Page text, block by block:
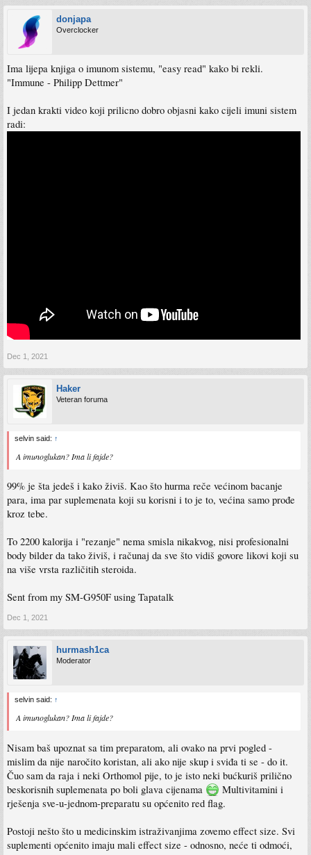
donjapa
Overclocker
Ima lijepa knjiga o imunom sistemu, "easy read" kako bi rekli.
"Immune - Philipp Dettmer"
I jedan krakti video koji prilicno dobro objasni kako cijeli imuni sistem
radi:
Dec 1, 2021
Haker
Veteran foruma
selvin said: ↑
A imunoglukan? Ima li fajde?
99% je šta jedeš i kako živiš. Kao što hurma reče većinom bacanje
para, ima par suplemenata koji su korisni i to je to, većina samo prođe
kroz tebe.
To 2200 kalorija i "rezanje" nema smisla nikakvog, nisi profesionalni
body bilder da tako živiš, i računaj da sve što vidiš govore likovi koji su
na više vrsta različitih steroida.
Sent from my SM-G950F using Tapatalk
Dec 1, 2021
hurmash1ca
Moderator
selvin said: ↑
A imunoglukan? Ima li fajde?
Nisam baš upoznat sa tim preparatom, ali ovako na prvi pogled -
mislim da nije naročito koristan, ali ako nije skup i sviđa ti se - do it.
Čuo sam da raja i neki Orthomol pije, to je isto neki bućkuriš prilično
beskorisnih suplemenata po boli glava cijenama
Multivitamini i
rješenja sve-u-jednom-preparatu su općenito red flag.
Postoji nešto što u medicinskim istraživanjima zovemo effect size. Svi
suplementi općenito imaju mali effect size - odnosno, neće ti odmoći,